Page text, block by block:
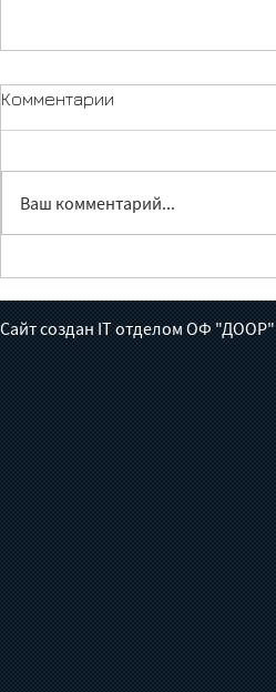
на себя борьбу с
туберкулезом?
Комментарии
Ваш комментарий...
Сайт создан IT отделом ОФ "ДООР"